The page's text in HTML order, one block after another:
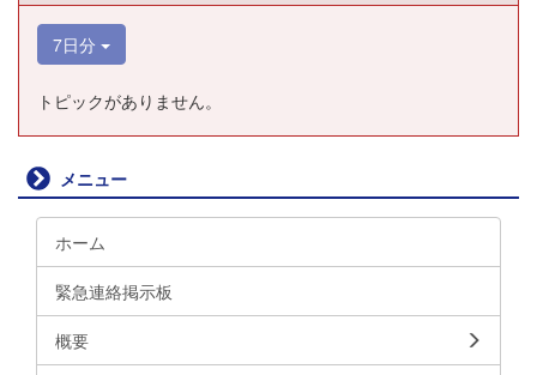
7日分
トピックがありません。
メニュー
ホーム
緊急連絡掲示板
概要